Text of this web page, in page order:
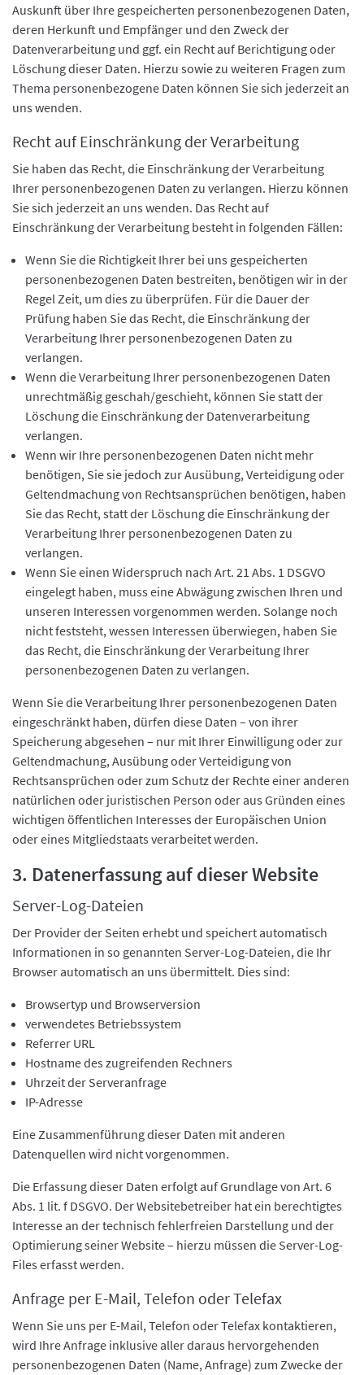
Auskunft über Ihre gespeicherten personenbezogenen Daten,
deren Herkunft und Empfänger und den Zweck der
Datenverarbeitung und ggf. ein Recht auf Berichtigung oder
Löschung dieser Daten. Hierzu sowie zu weiteren Fragen zum
Thema personenbezogene Daten können Sie sich jederzeit an
uns wenden.
Recht auf Einschränkung der Verarbeitung
Sie haben das Recht, die Einschränkung der Verarbeitung
Ihrer personenbezogenen Daten zu verlangen. Hierzu können
Sie sich jederzeit an uns wenden. Das Recht auf
Einschränkung der Verarbeitung besteht in folgenden Fällen:
Wenn Sie die Richtigkeit Ihrer bei uns gespeicherten
personenbezogenen Daten bestreiten, benötigen wir in der
Regel Zeit, um dies zu überprüfen. Für die Dauer der
Prüfung haben Sie das Recht, die Einschränkung der
Verarbeitung Ihrer personenbezogenen Daten zu
verlangen.
Wenn die Verarbeitung Ihrer personenbezogenen Daten
unrechtmäßig geschah/geschieht, können Sie statt der
Löschung die Einschränkung der Datenverarbeitung
verlangen.
Wenn wir Ihre personenbezogenen Daten nicht mehr
benötigen, Sie sie jedoch zur Ausübung, Verteidigung oder
Geltendmachung von Rechtsansprüchen benötigen, haben
Sie das Recht, statt der Löschung die Einschränkung der
Verarbeitung Ihrer personenbezogenen Daten zu
verlangen.
Wenn Sie einen Widerspruch nach Art. 21 Abs. 1 DSGVO
eingelegt haben, muss eine Abwägung zwischen Ihren und
unseren Interessen vorgenommen werden. Solange noch
nicht feststeht, wessen Interessen überwiegen, haben Sie
das Recht, die Einschränkung der Verarbeitung Ihrer
personenbezogenen Daten zu verlangen.
Wenn Sie die Verarbeitung Ihrer personenbezogenen Daten
eingeschränkt haben, dürfen diese Daten – von ihrer
Speicherung abgesehen – nur mit Ihrer Einwilligung oder zur
Geltendmachung, Ausübung oder Verteidigung von
Rechtsansprüchen oder zum Schutz der Rechte einer anderen
natürlichen oder juristischen Person oder aus Gründen eines
wichtigen öffentlichen Interesses der Europäischen Union
oder eines Mitgliedstaats verarbeitet werden.
3. Datenerfassung auf dieser Website
Server-Log-Dateien
Der Provider der Seiten erhebt und speichert automatisch
Informationen in so genannten Server-Log-Dateien, die Ihr
Browser automatisch an uns übermittelt. Dies sind:
Browsertyp und Browserversion
verwendetes Betriebssystem
Referrer URL
Hostname des zugreifenden Rechners
Uhrzeit der Serveranfrage
IP-Adresse
Eine Zusammenführung dieser Daten mit anderen
Datenquellen wird nicht vorgenommen.
Die Erfassung dieser Daten erfolgt auf Grundlage von Art. 6
Abs. 1 lit. f DSGVO. Der Websitebetreiber hat ein berechtigtes
Interesse an der technisch fehlerfreien Darstellung und der
Optimierung seiner Website – hierzu müssen die Server-Log-
Files erfasst werden.
Anfrage per E-Mail, Telefon oder Telefax
Wenn Sie uns per E-Mail, Telefon oder Telefax kontaktieren,
wird Ihre Anfrage inklusive aller daraus hervorgehenden
personenbezogenen Daten (Name, Anfrage) zum Zwecke der